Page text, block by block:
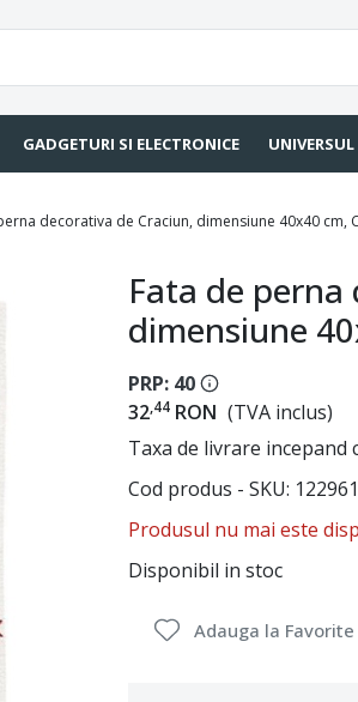
GADGETURI SI ELECTRONICE
decorativa de Craciun, dimensiune 40x40 cm,
Fata de
dimensiune
PRP: 40
32,44 RON (TVA inclus)
Taxa de livrare incepand
Cod produs - SKU
Produsul nu mai este
Disponibil in stoc
Adauga la Favorite